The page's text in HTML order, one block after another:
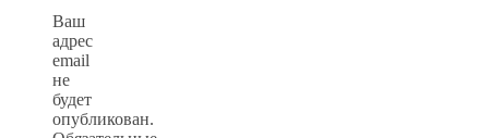
Ваш
адрес
email
не
будет
опубликован.